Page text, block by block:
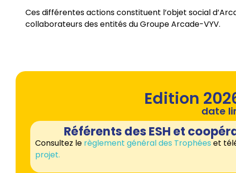
Ces différentes actions constituent l’objet social
collaborateurs des entités du Groupe Arcade-VYV.
Edition
date
Référents des ESH et
Consultez le règlement général des Trophées et
projet.